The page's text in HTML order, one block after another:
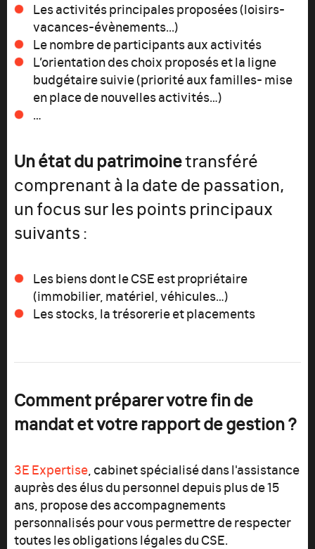
Les activités principales proposées (loisirs-
vacances-évènements...)
Le nombre de participants aux activités
L’orientation des choix proposés et la ligne
budgétaire suivie (priorité aux familles- mise
en place de nouvelles activités…)
…
Un état du patrimoinetransféré
comprenant à la date de passation,
un focus sur les points principaux
suivants :
Les biens dont le CSE est propriétaire
(immobilier, matériel, véhicules…)
Les stocks, la trésorerie et placements
Comment préparer votre fin de
mandat et votre rapport de gestion ?
3E Expertise , cabinet spécialisé dans l'assistance
auprès des élus du personnel depuis plus de 15
ans, propose des accompagnements
personnalisés pour vous permettre de respecter
toutes les obligations légales du CSE.